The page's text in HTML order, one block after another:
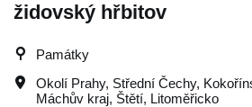
židovský hřbitov
Památky
Okolí Prahy, Střední Čechy,
Máchův kraj, Štětí, Litoměřicko